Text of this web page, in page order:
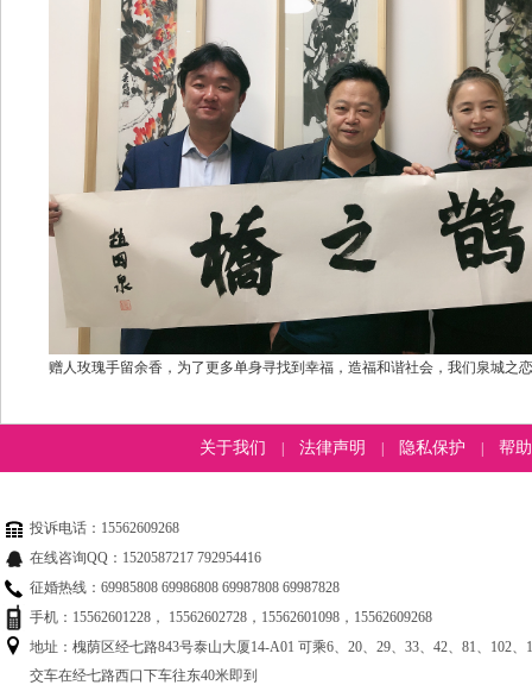
赠人玫瑰手留余香，为了更多单身寻找到幸福，造福和谐社会，我们泉城之
关于我们 法律声明 隐私保护 帮
投诉电话：15562609268
在线咨询QQ：1520587217 792954416
征婚热线：69985808 69986808 69987808 69987828
手机：15562601228， 15562602728，15562601098，15562609268
地址：槐荫区经七路843号泰山大厦14-A01 可乘6、20、29、33、42、81、102
交车在经七路西口下车往东40米即到